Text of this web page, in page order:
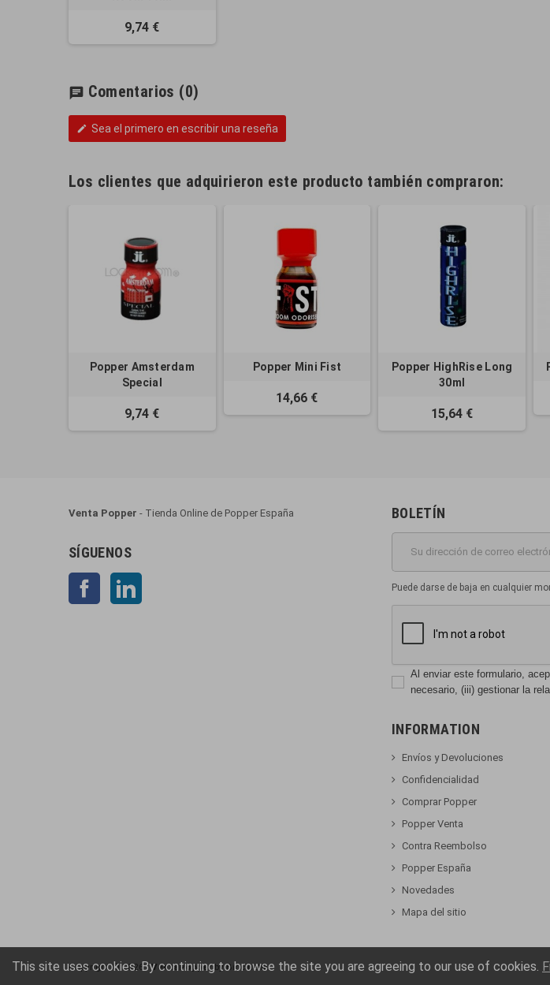
9,74 €
chat Comentarios (0)
edit Sea el primero en escribir una reseña
Los clientes que adquirieron este producto también compraron:
Popper Amsterdam
Special
9,74 €
Popper Mini Fist
14,66 €
Popper HighRise Long
30ml
15,64 €
Venta Popper - Tienda Online de Popper España
SÍGUENOS
Facebook
BOLETÍN
Puede darse de baja en cualquier
Al enviar este formulario,
necesario, (iii) gestionar la
INFORMATION
Envíos y Devoluciones
Confidencialidad
Comprar Popper
Popper Venta
Contra Reembolso
Popper España
Novedades
Mapa del sitio
Copyright ©2026VentaPopperby Biocinetik
This site uses cookies. By continuing to browse the site you are agreeing to our use of cookies.